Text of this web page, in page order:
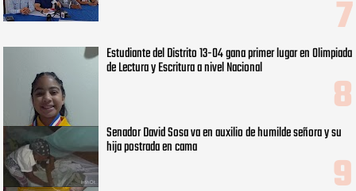
Estudiante del Distrito 13-04 gana primer lugar en Olimpiada
de Lectura y Escritura a nivel Nacional
Senador David Sosa va en auxilio de humilde señora y su
hija postrada en cama